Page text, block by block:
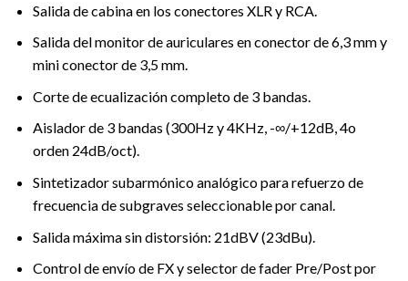
Salida de cabina en los conectores XLR y RCA.
Salida del monitor de auriculares en conector de 6,3 mm y
mini conector de 3,5 mm.
Corte de ecualización completo de 3 bandas.
Aislador de 3 bandas (300Hz y 4KHz, -∞/+12dB, 4o
orden 24dB/oct).
Sintetizador subarmónico analógico para refuerzo de
frecuencia de subgraves seleccionable por canal.
Salida máxima sin distorsión: 21dBV (23dBu).
Control de envío de FX y selector de fader Pre/Post por